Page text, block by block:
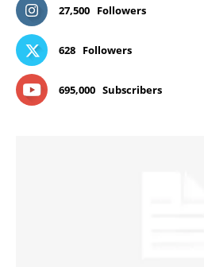
27,500 Followers
628 Followers
695,000 Subscribers